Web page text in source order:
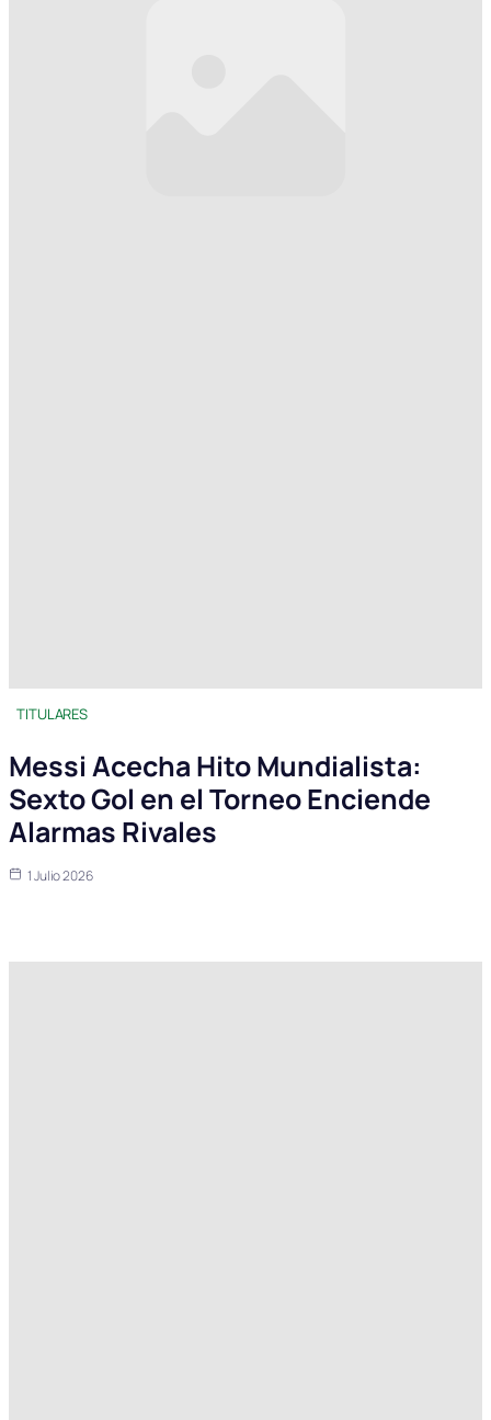
TITULARES
Messi Acecha Hito Mundialista:
Sexto Gol en el Torneo Enciende
Alarmas Rivales
1 Julio 2026